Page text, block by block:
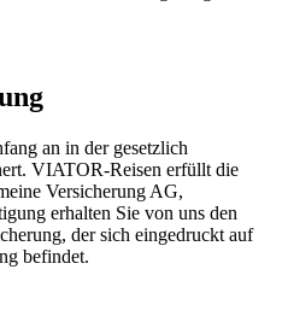
an in der gesetzlich
VIATOR-Reisen erfüllt die
Versicherung AG,
erhalten Sie von uns den
der sich eingedruckt auf
befindet.